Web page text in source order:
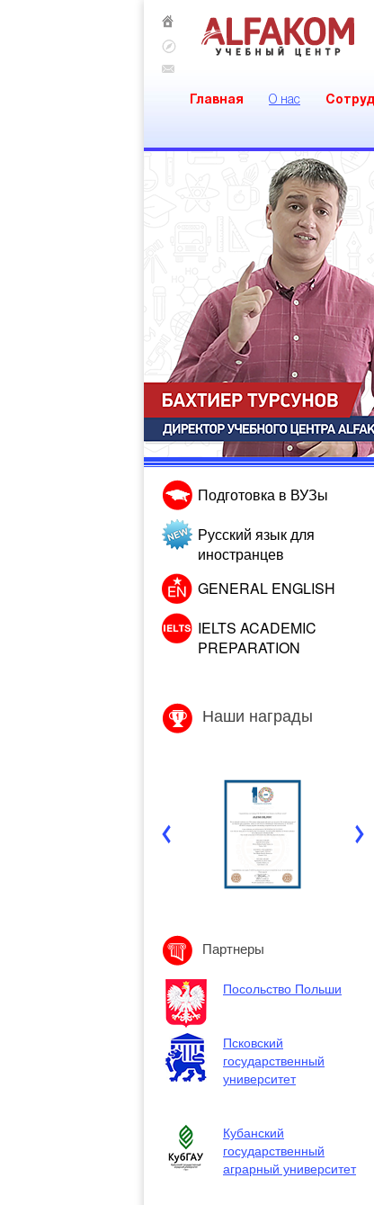
Главная О нас
Подготовка в ВУЗы
Русский язык для
иностранцев
GENERAL ENGLISH
IELTS ACADEMIC
PREPARATION
Наши награды
Партнеры
Посольство Польши
Псковский
государственный
университет
Кубанский
государственный
аграрный университет